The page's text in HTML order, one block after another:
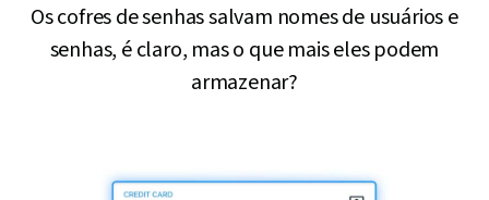
Os cofres de senhas salvam nomes de usuários e
senhas, é claro, mas o que mais eles podem
armazenar?